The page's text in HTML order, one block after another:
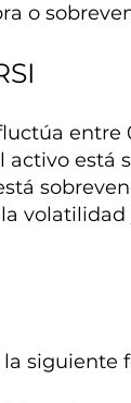
o
está
la siguiente